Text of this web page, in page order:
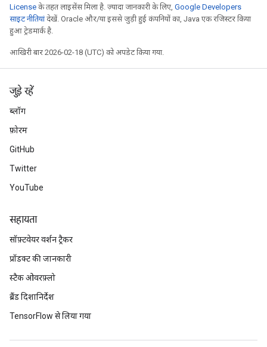
License के तहत लाइसेंस मिला है. ज़्यादा जानकारी के लिए, Google Developers
साइट नीतियांदेखें. Oracle और/या इससे जुड़ी हुई कंपनियों का, Java एक रजिस्टर किया
हुआ ट्रेडमार्क है.
आखिरी बार 2026-02-18 (UTC) को अपडेट किया गया.
जुड़े रहें
ब्लॉग
फ़ोरम
GitHub
Twitter
YouTube
सहायता
सॉफ़्टवेयर वर्शन ट्रैकर
प्रॉडक्ट की जानकारी
स्टैक ओवरफ़्लो
ब्रैंड दिशानिर्देश
TensorFlow से लिया गया